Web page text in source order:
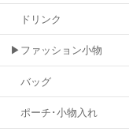
ドリンク
▶ファッション小物
バッグ
ポーチ･小物入れ